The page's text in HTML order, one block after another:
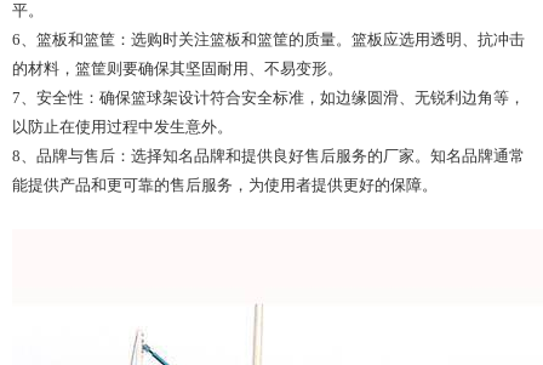
平。
6、篮板和篮筐：选购时关注篮板和篮筐的质量。篮板应选用透明、抗冲击
的材料，篮筐则要确保其坚固耐用、不易变形。
7、安全性：确保篮球架设计符合安全标准，如边缘圆滑、无锐利边角等，
以防止在使用过程中发生意外。
8、品牌与售后：选择知名品牌和提供良好售后服务的厂家。知名品牌通常
能提供产品和更可靠的售后服务，为使用者提供更好的保障。